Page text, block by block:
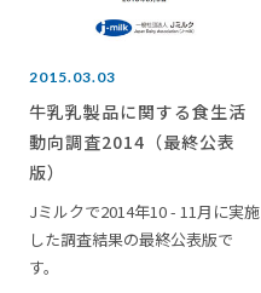
2015.03.03
牛乳乳製品に関する食生活
動向調査2014（最終公表
版）
Jミルクで2014年10 - 11月に実施
した調査結果の最終公表版で
す。